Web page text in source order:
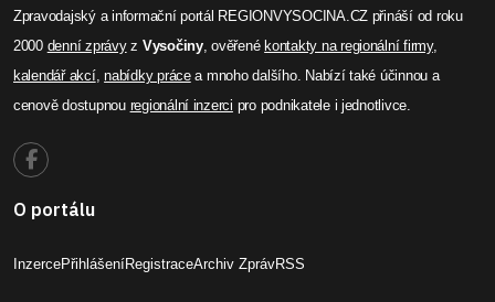
Zpravodajský a informační portál REGIONVYSOCINA.CZ přináší od roku
2000 denní zprávyz Vysočiny, ověřenékontakty na regionální firmy,
kalendář akcí,nabídky prácea mnoho dalšího. Nabízí také účinnou a
cenově dostupnou regionální inzerci pro podnikatele i jednotlivce.
O portálu
InzercePřihlášeníRegistraceArchiv ZprávRSS